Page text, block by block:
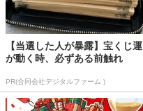
【当選した人が暴露】宝くじ運
が動く時、必ずある前触れ
PR(合同会社デジタルファーム )